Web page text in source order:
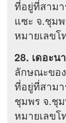
ที่อยู่ที่สาม
แซะ จ.ชุม
หมายเลขโ
28. เดอะน
ลักษณะขอ
ที่อยู่ที่สาม
ชุมพร จ.ชุ
หมายเลขโ